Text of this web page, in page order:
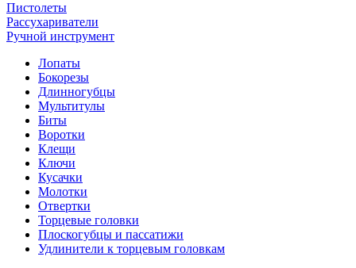
Пистолеты
Рассухариватели
Ручной инструмент
Лопаты
Бокорезы
Длинногубцы
Мультитулы
Биты
Воротки
Клещи
Ключи
Кусачки
Молотки
Отвертки
Торцевые головки
Плоскогубцы и пассатижи
Удлинители к торцевым головкам